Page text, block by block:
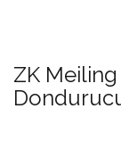
ZK Meiling